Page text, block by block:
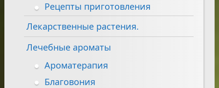
Рецепты приготовления
Лекарственные растения.
Лечебные ароматы
Ароматерапия
Благовония